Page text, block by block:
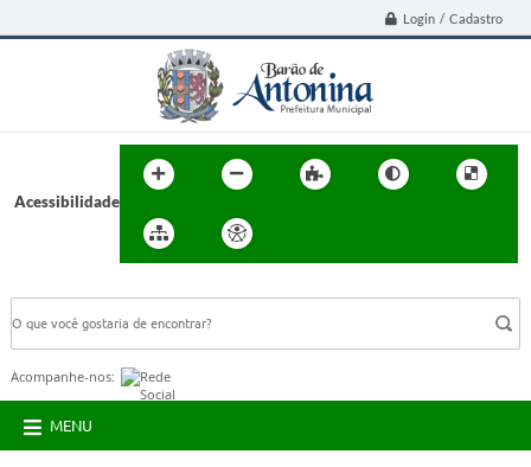
Login / Cadastro
Acessibilidade
Acompanhe-nos:
MENU